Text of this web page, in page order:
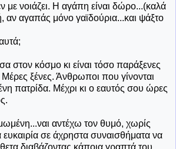
με νοιάζει. Η αγάπη είναι δώρο...(καλά
αν αγαπάς μόνο γαϊδούρια...και ψάξτο
στον κόσμο κι είναι τόσο παράξενες
ξένες. Άνθρωποι που γίνονται
πατρίδα. Μέχρι κι ο εαυτός σου ώρες
αντέχω τον θυμό, χωρίς
σε άχρηστα συναισθήματα να
διαβάζοντας κάποια γραπτά του